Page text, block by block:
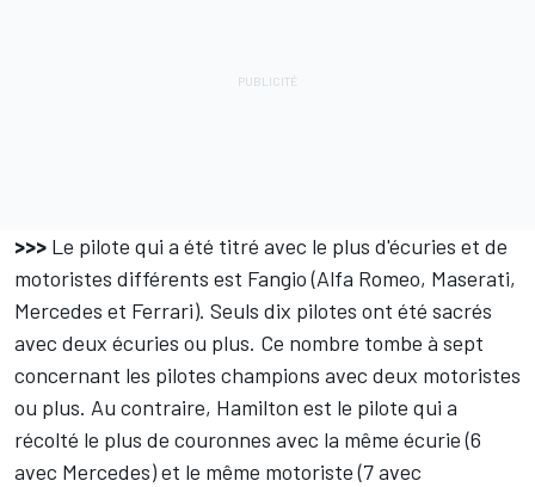
>>> Le pilote qui a été titré avec le plus d'écuries et de
motoristes différents est Fangio (Alfa Romeo, Maserati,
Mercedes et Ferrari). Seuls dix pilotes ont été sacrés
avec deux écuries ou plus. Ce nombre tombe à sept
concernant les pilotes champions avec deux motoristes
ou plus. Au contraire, Hamilton est le pilote qui a
récolté le plus de couronnes avec la même écurie (6
avec Mercedes) et le même motoriste (7 avec